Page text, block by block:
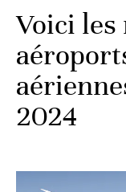
Voici
2024